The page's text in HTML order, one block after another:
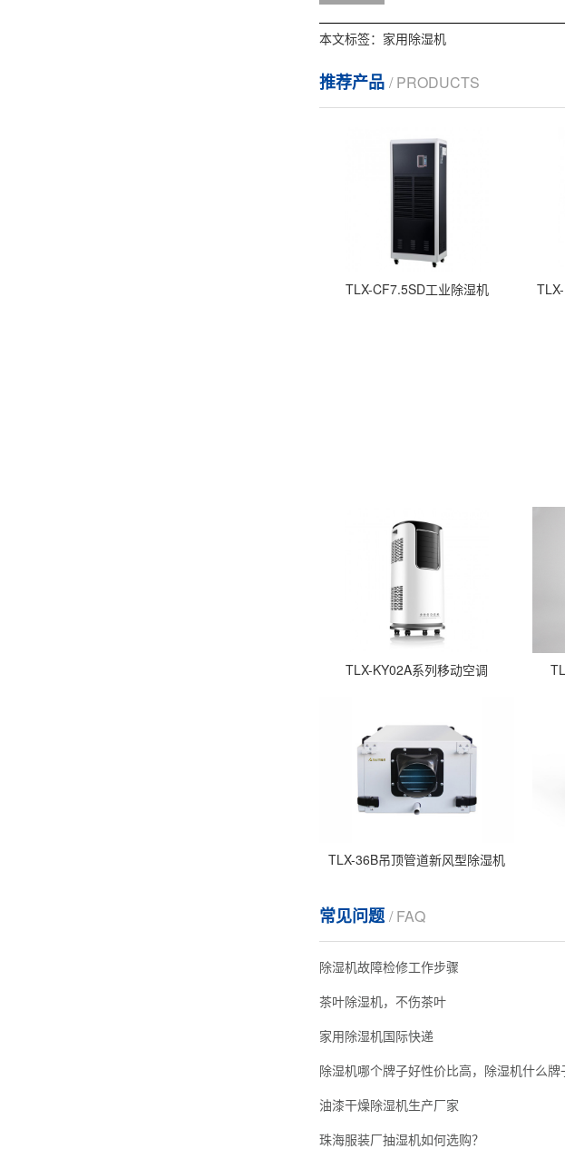
本文标签： 家用除湿机
推荐产品 / PRODUCTS
TLX-CF7.5SD工业除湿机
TLX-KY02A系列移动空调
TLX-36B吊顶管道新风型除湿机
常见问题/ FAQ
除湿机故障检修工作步骤
茶叶除湿机，不伤茶叶
家用除湿机国际快递
油漆干燥除湿机生产厂家
珠海服装厂抽湿机如何选购？